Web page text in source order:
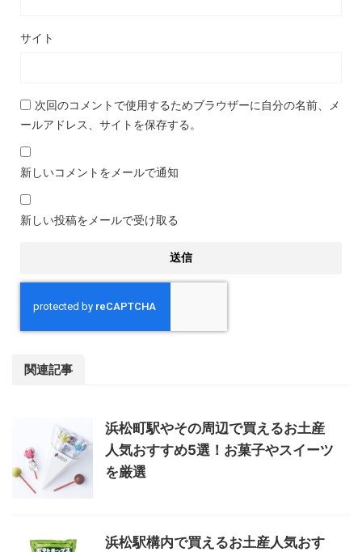
サイト
次回のコメントで使用するためブラウザーに自分の名前、メ
ールアドレス、サイトを保存する。
新しいコメントをメールで通知
新しい投稿をメールで受け取る
関連記事
浜松町駅やその周辺で買えるお土産
人気おすすめ5選！お菓子やスイーツ
を厳選
浜松駅構内で買えるお土産人気おす